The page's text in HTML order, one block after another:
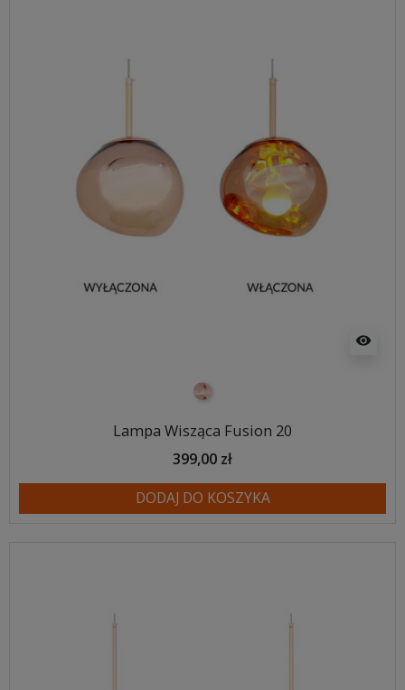
visibility
miedziany
Lampa Wisząca Fusion 20
399,00 zł
DODAJ DO KOSZYKA